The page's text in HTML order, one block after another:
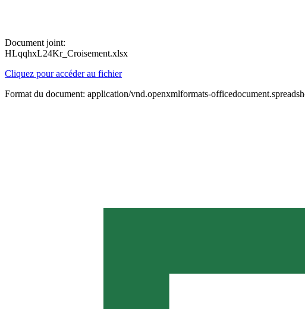
Document joint:
HLqqhxL24Kr_Croisement.xlsx
Cliquez pour accéder au fichier
Format du document: application/vnd.openxmlformats-